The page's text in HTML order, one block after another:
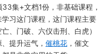
集+文档1份，非基础课程，
学习这门课程，这门课程主要
、门破、六仪击刑、白虎）
、提升运气， 催桃花 ，催文